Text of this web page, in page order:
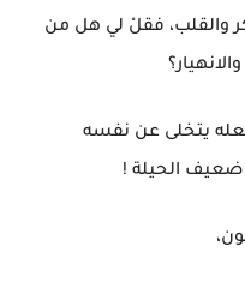
والقلب، فقلْ لي هل من
يتخلى عن نفسه
ضعيف الحيلة !